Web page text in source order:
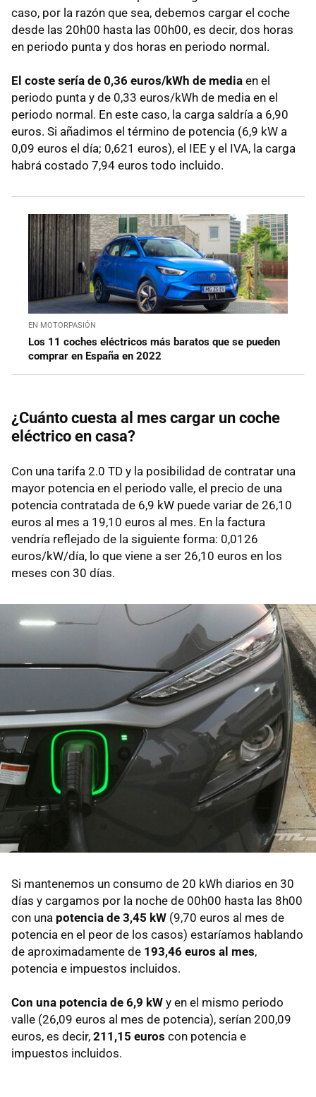
caso, por la razón que sea, debemos cargar el coche
desde las 20h00 hasta las 00h00, es decir, dos horas
en periodo punta y dos horas en periodo normal.
El coste sería de 0,36 euros/kWh de media en el
periodo punta y de 0,33 euros/kWh de media en el
periodo normal. En este caso, la carga saldría a 6,90
euros. Si añadimos el término de potencia (6,9 kW a
0,09 euros el día; 0,621 euros), el IEE y el IVA, la carga
habrá costado 7,94 euros todo incluido.
EN MOTORPASIÓN
Los 11 coches eléctricos más baratos que se pueden
comprar en España en 2022
¿Cuánto cuesta al mes cargar un coche
eléctrico en casa?
Con una tarifa 2.0 TD y la posibilidad de contratar una
mayor potencia en el periodo valle, el precio de una
potencia contratada de 6,9 kW puede variar de 26,10
euros al mes a 19,10 euros al mes. En la factura
vendría reflejado de la siguiente forma: 0,0126
euros/kW/día, lo que viene a ser 26,10 euros en los
meses con 30 días.
Si mantenemos un consumo de 20 kWh diarios en 30
días y cargamos por la noche de 00h00 hasta las 8h00
con una potencia de 3,45 kW (9,70 euros al mes de
potencia en el peor de los casos) estaríamos hablando
de aproximadamente de 193,46 euros al mes,
potencia e impuestos incluidos.
Con una potencia de 6,9 kW y en el mismo periodo
valle (26,09 euros al mes de potencia), serían 200,09
euros, es decir, 211,15 euros con potencia e
impuestos incluidos.